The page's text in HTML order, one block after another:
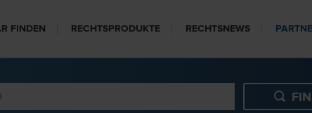
FINDEN RECHTSPRODUKTE RECHTSNEWS